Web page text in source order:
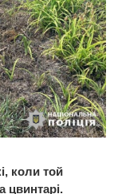
коли той
цвинтарі.